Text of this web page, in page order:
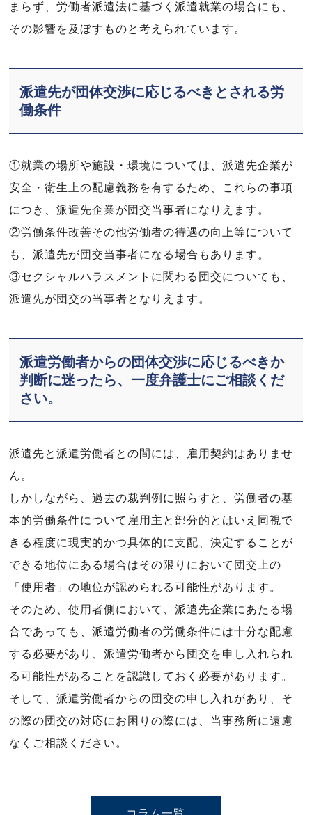
まらず、労働者派遣法に基づく派遣就業の場合にも、
その影響を及ぼすものと考えられています。
派遣先が団体交渉に応じるべきとされる労
働条件
①就業の場所や施設・環境については、派遣先企業が
安全・衛生上の配慮義務を有するため、これらの事項
につき、派遣先企業が団交当事者になりえます。
②労働条件改善その他労働者の待遇の向上等について
も、派遣先が団交当事者になる場合もあります。
③セクシャルハラスメントに関わる団交についても、
派遣先が団交の当事者となりえます。
派遣労働者からの団体交渉に応じるべきか
判断に迷ったら、一度弁護士にご相談くだ
さい。
派遣先と派遣労働者との間には、雇用契約はありませ
ん。
しかしながら、過去の裁判例に照らすと、労働者の基
本的労働条件について雇用主と部分的とはいえ同視で
きる程度に現実的かつ具体的に支配、決定することが
できる地位にある場合はその限りにおいて団交上の
「使用者」の地位が認められる可能性があります。
そのため、使用者側において、派遣先企業にあたる場
合であっても、派遣労働者の労働条件には十分な配慮
する必要があり、派遣労働者から団交を申し入れられ
る可能性があることを認識しておく必要があります。
そして、派遣労働者からの団交の申し入れがあり、そ
の際の団交の対応にお困りの際には、当事務所に遠慮
なくご相談ください。